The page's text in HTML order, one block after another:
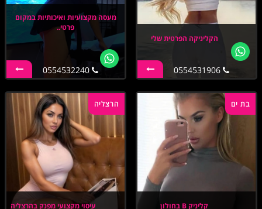
הקליניקה הפרטית שלי
0554531906
מעסה מקצועיות ואיכותיות במקום
פרטי..
0554532240
בת ים
קליניק B בחולון
הרצליה
עיסוי מקצועי מפנק בהרצליה